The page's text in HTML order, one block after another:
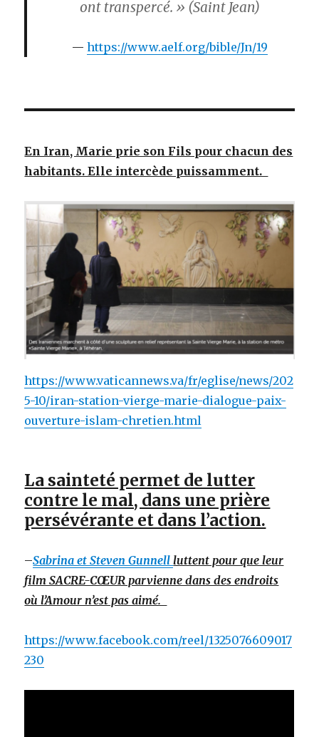
ont transpercé. » (Saint Jean)
https://www.aelf.org/bible/Jn/19
En Iran, Marie prie son Fils pour chacun des
habitants. Elle intercède puissamment.
https://www.vaticannews.va/fr/eglise/news/202
5-10/iran-station-vierge-marie-dialogue-paix-
ouverture-islam-chretien.html
La sainteté permet de lutter
contre le mal, dans une prière
persévérante et dans l’action.
–Sabrina et Steven Gunnellluttent pour que leur
film SACRE-CŒUR parvienne dans des endroits
où l’Amour n’est pas aimé.
https://www.facebook.com/reel/1325076609017
230